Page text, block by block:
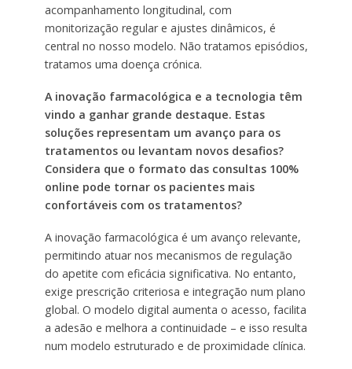
acompanhamento longitudinal, com
monitorização regular e ajustes dinâmicos, é
central no nosso modelo. Não tratamos episódios,
tratamos uma doença crónica.
A inovação farmacológica e a tecnologia têm
vindo a ganhar grande destaque. Estas
soluções representam um avanço para os
tratamentos ou levantam novos desafios?
Considera que o formato das consultas 100%
online pode tornar os pacientes mais
confortáveis com os tratamentos?
A inovação farmacológica é um avanço relevante,
permitindo atuar nos mecanismos de regulação
do apetite com eficácia significativa. No entanto,
exige prescrição criteriosa e integração num plano
global. O modelo digital aumenta o acesso, facilita
a adesão e melhora a continuidade – e isso resulta
num modelo estruturado e de proximidade clínica.